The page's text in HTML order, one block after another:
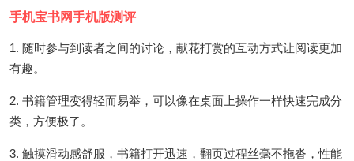
手机宝书网手机版测评
1. 随时参与到读者之间的讨论，献花打赏的互动方式让阅读更加
有趣。
2. 书籍管理变得轻而易举，可以像在桌面上操作一样快速完成分
类，方便极了。
3. 触摸滑动感舒服，书籍打开迅速，翻页过程丝毫不拖沓，性能